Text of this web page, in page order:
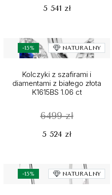
5 541 zł
-15% NATURALNY
Kolczyki z szafirami i
diamentami z białego złota
K1615BS 1.06 ct
6499 zł
5 524 zł
-15% NATURALNY